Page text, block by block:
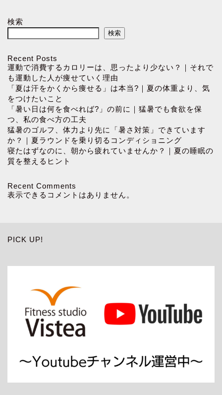
検索
検索
Recent Posts
運動で消費するカロリーは、思ったより少ない？｜それで
も運動した人が痩せていく理由
「夏は汗をかくから痩せる」は本当?｜夏の体重より、気
をつけたいこと
「暑い日は何を食べれば?」の前に｜猛暑でも食欲を保
つ、私の食べ方の工夫
猛暑のゴルフ、体力より先に「暑さ対策」できています
か？｜夏ラウンドを乗り切るコンディショニング
寝たはずなのに、朝から疲れていませんか？｜夏の睡眠の
質を整えるヒント
Recent Comments
表示できるコメントはありません。
PICK UP!